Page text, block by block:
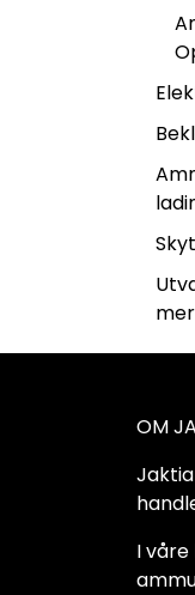
OM
I